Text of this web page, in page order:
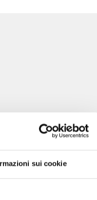
sui cookie